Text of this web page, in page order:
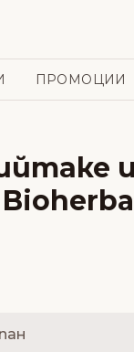
ПРОМОЦИИ
Bioherba